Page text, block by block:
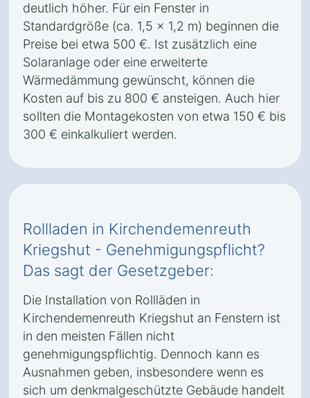
deutlich höher. Für ein Fenster in
Standardgröße (ca. 1,5 x 1,2 m) beginnen die
Preise bei etwa 500 €. Ist zusätzlich eine
Solaranlage oder eine erweiterte
Wärmedämmung gewünscht, können die
Kosten auf bis zu 800 € ansteigen. Auch hier
sollten die Montagekosten von etwa 150 € bis
300 € einkalkuliert werden.
Rollladen in Kirchendemenreuth
Kriegshut - Genehmigungspflicht?
Das sagt der Gesetzgeber:
Die Installation von Rollläden in
Kirchendemenreuth Kriegshut an Fenstern ist
in den meisten Fällen nicht
genehmigungspflichtig. Dennoch kann es
Ausnahmen geben, insbesondere wenn es
sich um denkmalgeschützte Gebäude handelt